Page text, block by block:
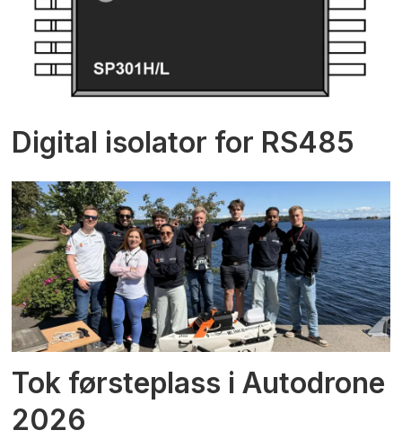
Digital isolator for RS485
Tok førsteplass i Autodrone
2026